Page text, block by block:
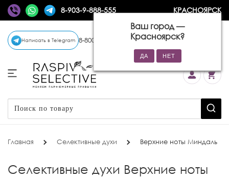
8-903-9-888-555 КРАСНОЯРСК
Ваш город —
Красноярск?
Написать в Telegram 8-800-770-72-34 (бесплатно)
Главная Селективные духи Верхние ноты Миндаль
Селективные духи Верхние ноты